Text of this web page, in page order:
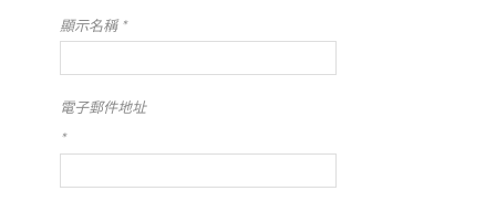
顯示名稱*
電子郵件地址
*